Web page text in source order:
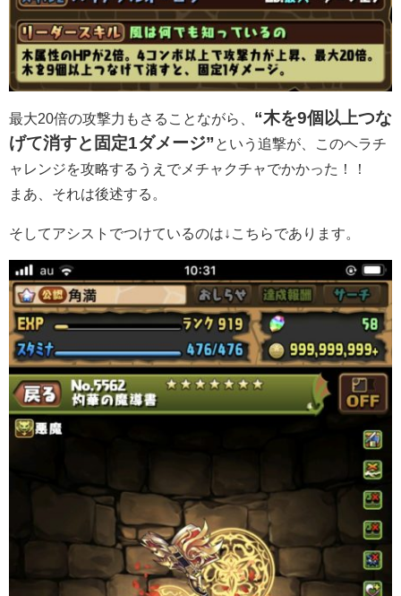
最大20倍の攻撃力もさることながら、 “木を9個以上つな
げて消すと固定1ダメージ” という追撃が、このヘラチ
ャレンジを攻略するうえでメチャクチャでかかった！！
まあ、それは後述する。
そしてアシストでつけているのは↓こちらであります。